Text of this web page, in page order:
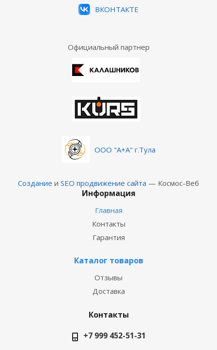
ВКОНТАКТЕ
Официальный партнер
ООО "А+А" г.Тула
Создание и SEO продвижение сайта — Космос-Веб
Информация
Главная
Контакты
Гарантия
Каталог товаров
Отзывы
Доставка
Контакты
+7 999 452-51-31